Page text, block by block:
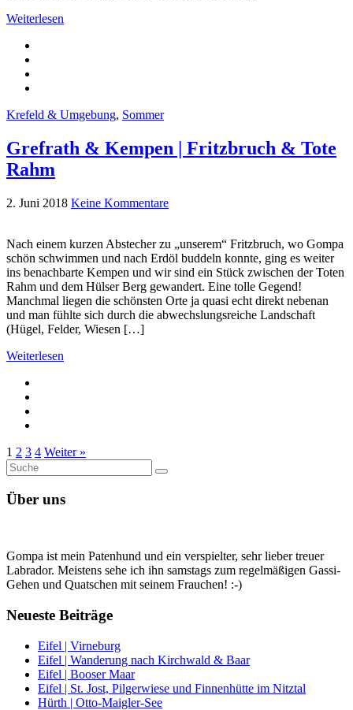
Weiterlesen
Krefeld & Umgebung, Sommer
Grefrath & Kempen | Fritzbruch & Tote
Rahm
2. Juni 2018 Keine Kommentare
Nach einem kurzen Abstecher zu „unserem“ Fritzbruch, wo Gompa
schön schwimmen und nach Erdöl buddeln konnte, ging es weiter
ins benachbarte Kempen und wir sind ein Stück zwischen der Toten
Rahm und dem Hülser Berg gewandert. Eine tolle Gegend!
Manchmal liegen die schönsten Orte ja quasi echt direkt nebenan
und man fühlte sich durch die abwechslungsreiche Landschaft
(Hügel, Felder, Wiesen […]
Weiterlesen
1 2 3 4 Weiter »
Suche
nach:
Suche
Über uns
Gompa ist mein Patenhund und ein verspielter, sehr lieber treuer
Labrador. Meistens sehe ich ihn samstags zum regelmäßigen Gassi-
Gehen und Quatschen mit seinem Frauchen! :-)
Neueste Beiträge
Eifel | Virneburg
Eifel | Wanderung nach Kirchwald & Baar
Eifel | Booser Maar
Eifel | St. Jost, Pilgerwiese und Finnenhütte im Nitztal
Hürth | Otto-Maigler-See